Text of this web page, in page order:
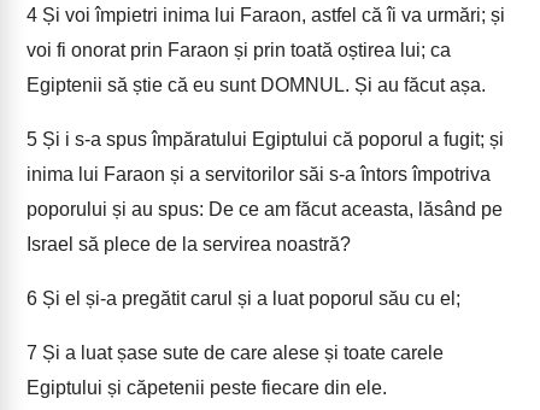
4 Și voi împietri inima lui Faraon, astfel că îi va urmări; și
voi fi onorat prin Faraon și prin toată oștirea lui; ca
Egiptenii să știe că eu sunt DOMNUL. Și au făcut așa.
5 Și i s-a spus împăratului Egiptului că poporul a fugit; și
inima lui Faraon și a servitorilor săi s-a întors împotriva
poporului și au spus: De ce am făcut aceasta, lăsând pe
Israel să plece de la servirea noastră?
6 Și el și-a pregătit carul și a luat poporul său cu el;
7 Și a luat șase sute de care alese și toate carele
Egiptului și căpetenii peste fiecare din ele.